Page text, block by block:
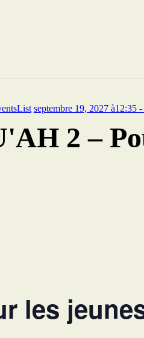
septembre 19, 2027 à12:35
2 –
les